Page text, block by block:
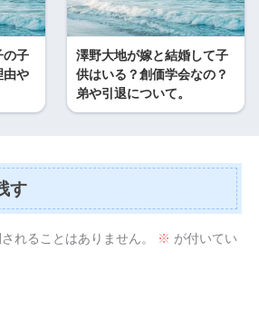
の子
由や
澤野大地が嫁と結婚して子
供はいる？創価学会なの？
弟や引退について。
す
れることはありません。 ※ が付いてい